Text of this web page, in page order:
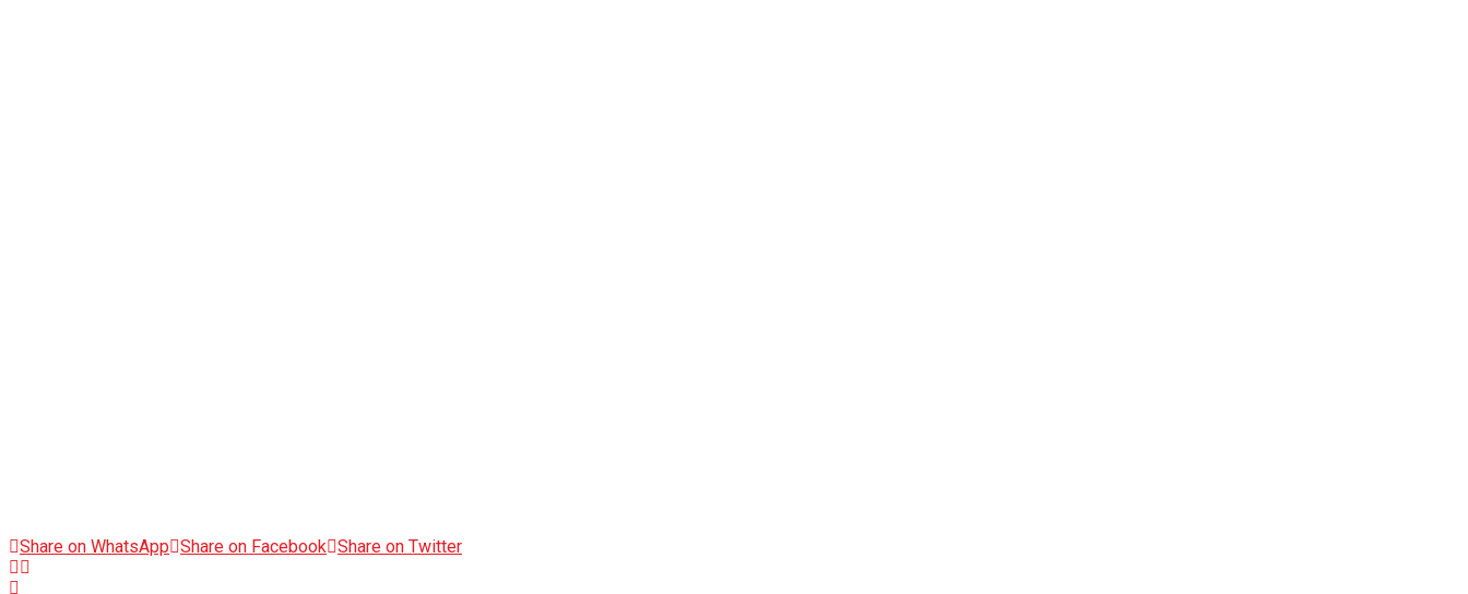
Share on WhatsApp Share on Facebook Share on Twitter